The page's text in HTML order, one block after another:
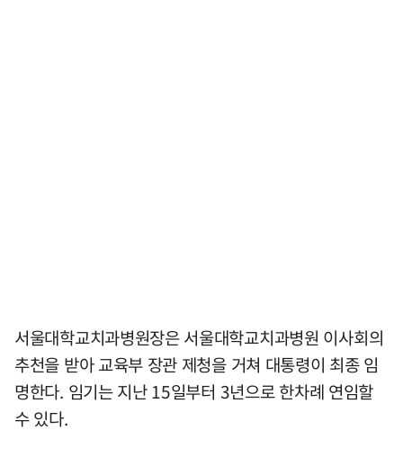
서울대학교치과병원장은 서울대학교치과병원 이사회의
추천을 받아 교육부 장관 제청을 거쳐 대통령이 최종 임
명한다. 임기는 지난 15일부터 3년으로 한차례 연임할
수 있다.